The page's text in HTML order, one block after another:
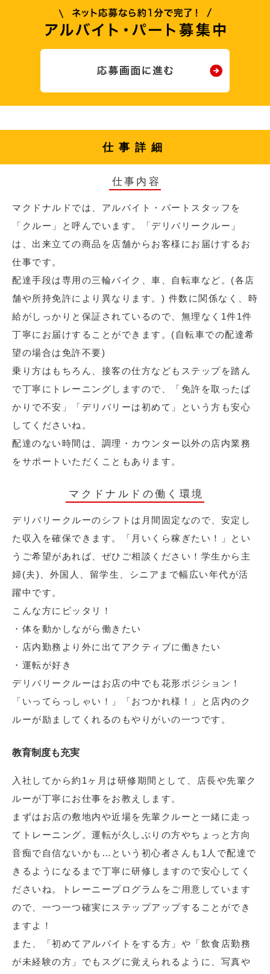
仕事詳細
仕事内容
マクドナルドでは、アルバイト・パートスタッフを
「クルー」と呼んでいます。「デリバリークルー」
は、出来立ての商品を店舗からお客様にお届けするお
仕事です。
配達手段は専用の三輪バイク、車、自転車など。(各店
舗や所持免許により異なります。) 件数に関係なく、時
給がしっかりと保証されているので、無理なく1件1件
丁寧にお届けすることができます。(自転車での配達希
望の場合は免許不要)
乗り方はもちろん、接客の仕方などもステップを踏ん
で丁寧にトレーニングしますので、「免許を取ったば
かりで不安」「デリバリーは初めて」という方も安心
してくださいね。
配達のない時間は、調理・カウンター以外の店内業務
をサポートいただくこともあります。
マクドナルドの働く環境
デリバリークルーのシフトは月間固定なので、安定し
た収入を確保できます。「月いくら稼ぎたい！」とい
うご希望があれば、ぜひご相談ください！学生から主
婦(夫)、外国人、留学生、シニアまで幅広い年代が活
躍中です。
こんな方にピッタリ！
・体を動かしながら働きたい
・店内勤務より外に出てアクティブに働きたい
・運転が好き
デリバリークルーはお店の中でも花形ポジション！
「いってらっしゃい！」「おつかれ様！」と店内のク
ルーが励ましてくれるのもやりがいの一つです。
教育制度も充実
入社してから約1ヶ月は研修期間として、店長や先輩ク
ルーが丁寧にお仕事をお教えします。
まずはお店の敷地内や近場を先輩クルーと一緒に走っ
てトレーニング。運転が久しぶりの方やちょっと方向
音痴で自信ないかも…という初心者さんも1人で配達で
きるようになるまで丁寧に研修しますので安心してく
ださいね。トレーニープログラムをご用意しています
ので、一つ一つ確実にステップアップすることができ
ますよ！
また、「初めてアルバイトをする方」や「飲食店勤務
が未経験の方」でもスグに覚えられるように、写真や